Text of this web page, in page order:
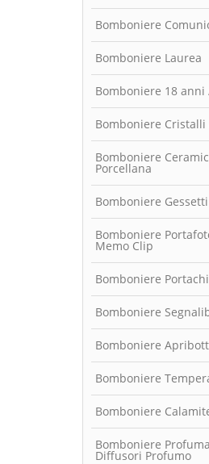
Bomboniere
Bomboniere Laurea
Bomboniere 18
Bomboniere Cristalli
Bomboniere
Porcellana
Bomboniere
Bomboniere
Memo Clip
Bomboniere
Bomboniere
Bomboniere
Bomboniere
Bomboniere
Bomboniere
Diffusori Profumo